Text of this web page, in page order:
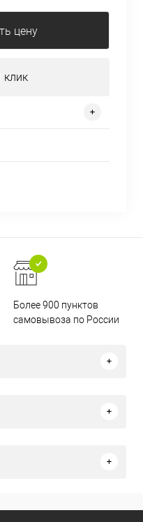
цену
клик
Более 900 пунктов
самовывоза по России